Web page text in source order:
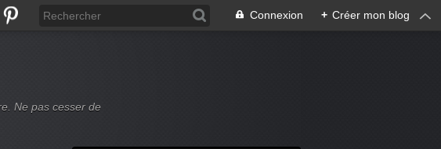
Connexion + Créer mon blog
Ne pas cesser de